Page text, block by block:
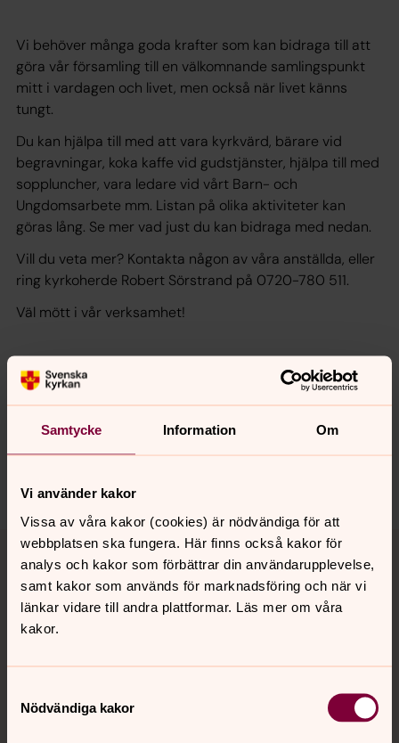
Samtycke Information Om
Vi använder kakor
Vissa av våra kakor (cookies) är nödvändiga för att
webbplatsen ska fungera. Här finns också kakor för
analys och kakor som förbättrar din användarupplevelse,
samt kakor som används för marknadsföring och när vi
länkar vidare till andra plattformar. Läs mer om våra
kakor.
Nödvändiga kakor
Vi behöver många goda krafter som kan bidraga till att
göra vår församling till en välkomnande samlingspunkt
mitt i vardagen och livet, men också när livet känns
tungt.
Du kan hjälpa till med att vara kyrkvärd, bärare vid
begravningar, koka kaffe vid gudstjänster, hjälpa till med
soppluncher, vara ledare vid vårt Barn- och
Ungdomsarbete mm. Listan på olika aktiviteter kan
göras lång. Se mer vad just du kan bidraga med nedan.
Vill du veta mer? Kontakta någon av våra anställda, eller
ring kyrkoherde Robert Sörstrand på 0720-780 511.
Väl mött i vår verksamhet!
Synpunkter eller frågor på sidans
innehåll?
bjarke.forsamling@svenskakyrkan.se
Tillbaka till toppen
Tillbaka till innehållet
Kontakt